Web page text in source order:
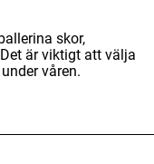
skor,
är viktigt att välja
våren.